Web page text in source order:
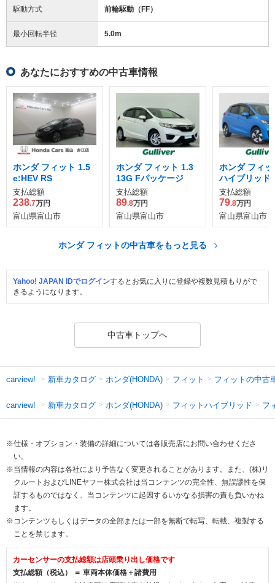
駆動方式 前輪駆動（FF）
最小回転半径 5.0m
あなたにおすすめの中古車情報
ホンダ フィット 1.5
e:HEV RS
支払総額
238.7万円
富山県富山市
ホンダ フィット 1.3
13G Fパッケージ
支払総額
89.8万円
富山県富山市
ホンダ フィ
ハイブリッド
ケージ
支払総額
79.8万円
富山県富山市
ホンダ フィットの中古車をもっと見る
Yahoo! JAPAN IDでログインするとお気に入りに登録や複数見積もりがで
きるようになります。
中古車トップへ
carview! 新車カタログ ホンダ(HONDA) フィット フィットの中古
carview! 新車カタログ ホンダ(HONDA) フィットハイブリッド フ
※仕様・オプション・装備の詳細については各販売店にお問い合わせくださ
い。
※当情報の内容は各社により予告なく変更されることがあります。また、(株)リ
クルートおよびLINEヤフー株式会社は当コンテンツの完全性、無誤謬性を保
証するものではなく、当コンテンツに起因するいかなる損害の責も負いかね
ます。
※コンテンツもしくはデータの全部または一部を無断で転写、転載、複製する
ことを禁じます。
カーセンサーの支払総額は店頭乗り出し価格です
支払総額（税込） ＝ 車両本体価格＋諸費用